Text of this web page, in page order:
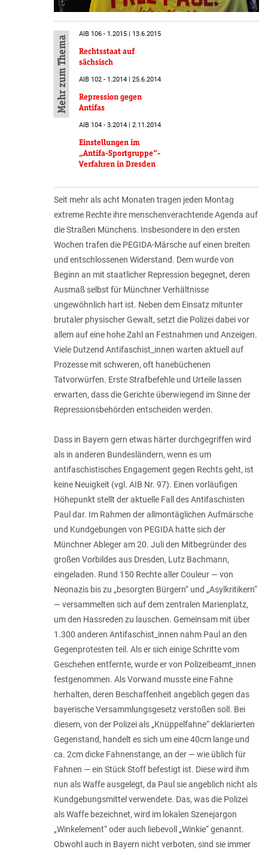
Mehr zum Thema
AIB 106 - 1.2015 | 13.6.2015
Rechtsstaat auf
sächsisch
AIB 102 - 1.2014 | 25.6.2014
Repression gegen
Antifas
AIB 104 - 3.2014 | 2.11.2014
Einstellungen im
„Antifa-Sportgruppe“-
Verfahren in Dresden
Seit mehr als acht Monaten tragen jeden Montag
extreme Rechte ihre menschenverachtende Agenda auf
die Straßen Münchens. Insbesondere in den ersten
Wochen trafen die PEGIDA-Märsche auf einen breiten
und entschlossenen Widerstand. Dem wurde von
Beginn an mit staatlicher Repression begegnet, deren
Ausmaß selbst für Münchner Verhältnisse
ungewöhnlich hart ist. Neben dem Einsatz mitunter
brutaler physischer Gewalt, setzt die Polizei dabei vor
allem auf eine hohe Zahl an Festnahmen und Anzeigen.
Viele Dutzend Antifaschist_innen warten aktuell auf
Prozesse mit schweren, oft hanebüchenen
Tatvorwürfen. Erste Strafbefehle und Urteile lassen
erwarten, dass die Gerichte überwiegend im Sinne der
Repressionsbehörden entscheiden werden.
Dass in Bayern gern etwas härter durchgegriffen wird
als in anderen Bundesländern, wenn es um
antifaschistisches Engage­ment gegen Rechts geht, ist
keine Neuig­keit (vgl. AIB Nr. 97). Einen vorläufigen
Höhe­punkt stellt der aktuelle Fall des Antifa­­schisten
Paul dar. Im Rahmen der allmontäglichen Aufmärsche
und Kundgebungen von PEGIDA hatte sich der
Münchner Ableger am 20. Juli den Mitbegründer des
großen Vorbildes aus Dresden, Lutz Bachmann,
eingeladen. Rund 150 Rechte aller Couleur — von
Neonazis bis zu „besorgten Bürgern“ und „Asylkritikern“
— versammelten sich auf dem zentralen Marienplatz,
um den Hassreden zu lauschen. Gemeinsam mit über
1.300 anderen Antifaschist_innen nahm Paul an den
Gegenprotesten teil. Als er sich einige Schritte vom
Geschehen entfernte, wurde er von Polizeibeamt_innen
festgenommen. Als Vorwand musste eine Fahne
herhalten, deren Beschaffenheit angeblich gegen das
bayerische Versammlungsgesetz verstoßen soll. Bei
diesem, von der Polizei als „Knüppelfahne“ deklarierten
Gegenstand, handelt es sich um eine 40cm lange und
ca. 2cm dicke Fahnenstange, an der — wie üblich für
Fahnen — ein Stück Stoff befestigt ist. Diese wird ihm
nun als Waffe ausgelegt, da Paul sie angeblich nicht als
Kundgebungsmittel verwendete. Das, was die Polizei
als Waffe bezeichnet, wird im lokalen Szenejargon
„Winkelement“ oder auch liebevoll „Winkie“ genannt.
Obwohl auch in Bayern nicht verboten, sind sie immer